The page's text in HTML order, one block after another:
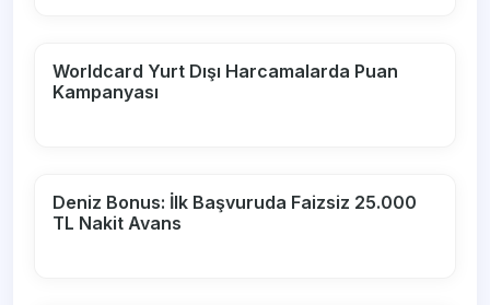
Worldcard Yurt Dışı Harcamalarda Puan
Kampanyası
Deniz Bonus: İlk Başvuruda Faizsiz 25.000
TL Nakit Avans